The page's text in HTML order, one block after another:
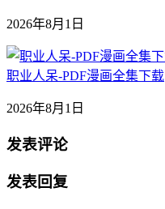
2026年8月1日
职业人呆-PDF漫画全集下载
2026年8月1日
发表评论
发表回复